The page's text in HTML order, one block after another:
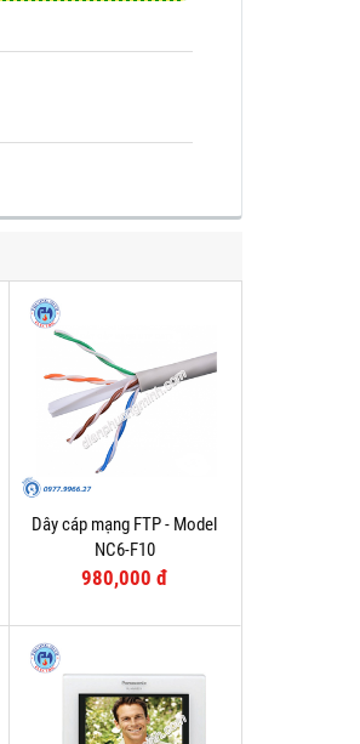
Dây cáp mạng FTP - Model
NC6-F10
980,000 đ